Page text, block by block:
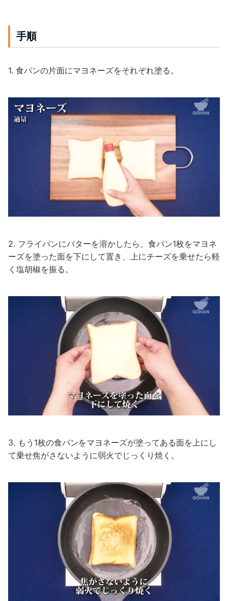
手順
1. 食パンの片面にマヨネーズをそれぞれ塗る。
2. フライパンにバターを溶かしたら、食パン1枚をマヨネ
ーズを塗った面を下にして置き、上にチーズを乗せたら軽
く塩胡椒を振る。
3. もう1枚の食パンをマヨネーズが塗ってある面を上にし
て乗せ焦がさないように弱火でじっくり焼く。